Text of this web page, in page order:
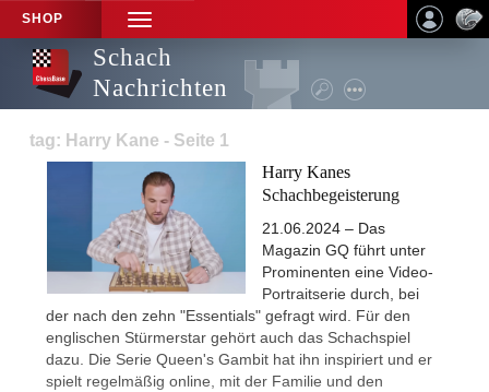
SHOP
TOGGLE
NAVIGATION
Schach
Nachrichten
tag: Harry Kane - Seite 1
Harry Kanes
Schachbegeisterung
21.06.2024 – Das
Magazin GQ führt unter
Prominenten eine Video-
Portraitserie durch, bei
der nach den zehn "Essentials" gefragt wird. Für den
englischen Stürmerstar gehört auch das Schachspiel
dazu. Die Serie Queen's Gambit hat ihn inspiriert und er
spielt regelmäßig online, mit der Familie und den